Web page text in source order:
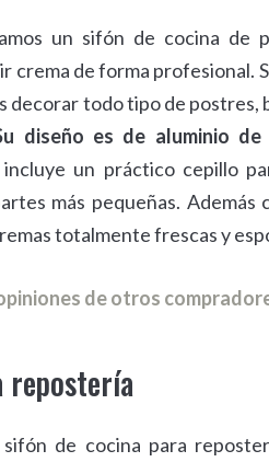
un sifón de cocina de
crema de forma profesional.
decorar todo tipo de postres,
diseño es de aluminio de
un práctico cepillo
más pequeñas.
totalmente frescas y
de otros
repostería
de cocina para